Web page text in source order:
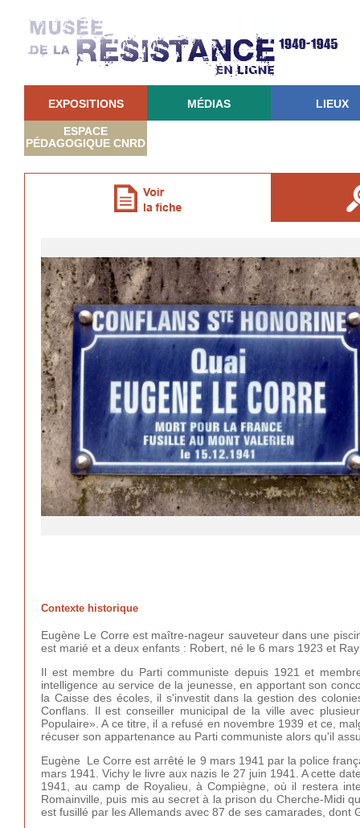
EXPOSITIONS MÉDIAS LIEUX
ESPACE
PÉDAGOGIQUE CNRD
Contexte historique
Eugène Le Corre est maître-nageur sauveteur dans une
est marié et a deux enfants : Robert, né le 6 mars 1923 et
Il est membre du Parti communiste depuis 1921 et
intelligence au service de la jeunesse, en apportant son
la Caisse des écoles, il s'investit dans la gestion des
Conflans. Il est conseiller municipal de la ville avec
Populaire». A ce titre, il a refusé en novembre 1939 et ce,
récuser son appartenance au Parti communiste alors qu'il
Eugène Le Corre est arrêté le 9 mars 1941 par la police
mars 1941. Vichy le livre aux nazis le 27 juin 1941. A cette
1941, au camp de Royalieu, à Compiègne, où il restera
Romainville, puis mis au secret à la prison du Cherche-Midi
est fusillé par les Allemands avec 87 de ses camarades, dont